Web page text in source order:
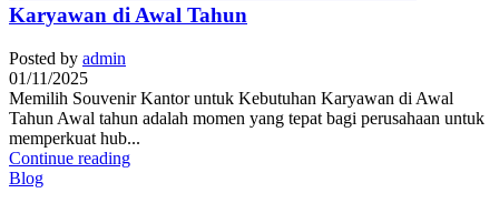
Karyawan di Awal Tahun
Posted by admin
01/11/2025
Memilih Souvenir Kantor untuk Kebutuhan Karyawan di Awal
Tahun Awal tahun adalah momen yang tepat bagi perusahaan untuk
memperkuat hub...
Continue reading
Blog